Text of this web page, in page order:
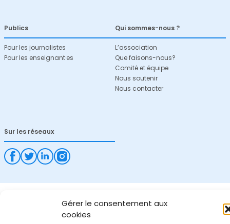
Gérer le consentement aux
cookies
Publics
Pour les journalistes
Pour les enseignant·es
Qui sommes-nous ?
L’association
Que faisons-nous?
Comité et équipe
Nous soutenir
Nous contacter
Sur les réseaux